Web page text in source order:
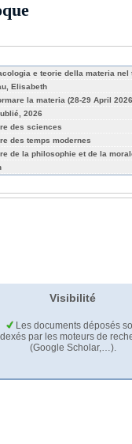
e teorie della materia nel
Elisabeth
la materia (28-29 April
2026
des sciences
des temps modernes
de la philosophie et de la
Visibilité
Les documents déposés
par les moteurs de
(Google Scholar,…).